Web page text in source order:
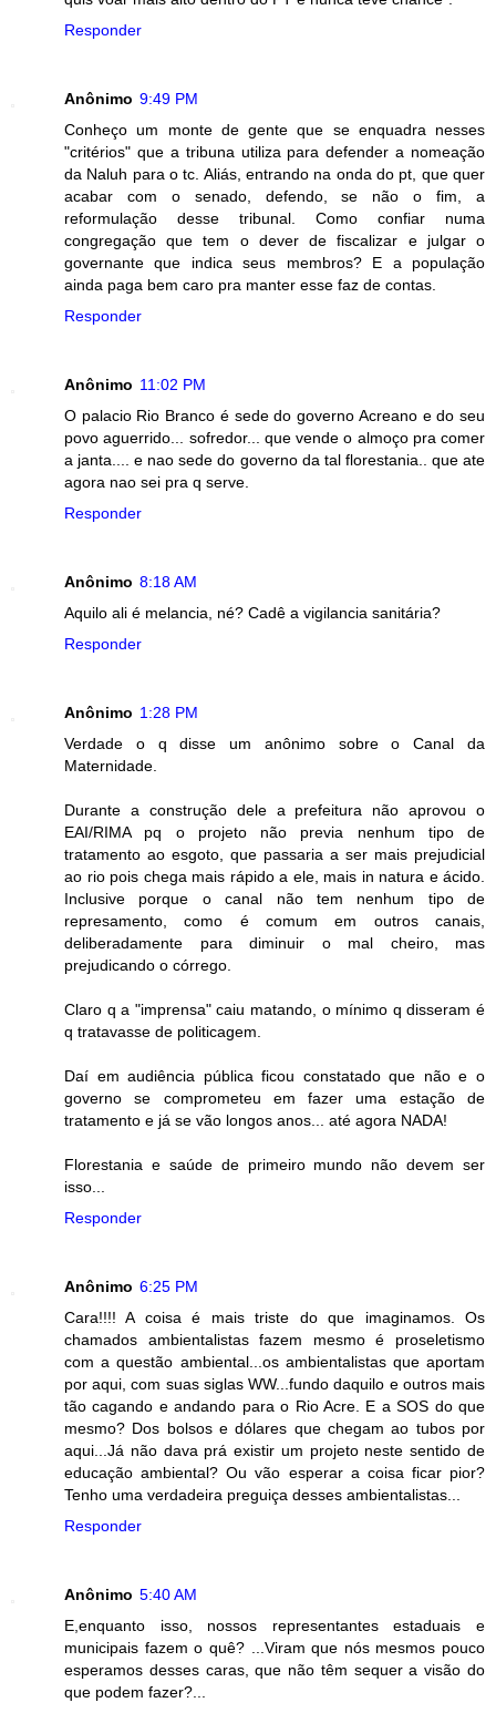
Responder
Anônimo 9:49 PM
Conheço um monte de gente que se enquadra nesses
"critérios" que a tribuna utiliza para defender a nomeação
da Naluh para o tc. Aliás, entrando na onda do pt, que quer
acabar com o senado, defendo, se não o fim, a
reformulação desse tribunal. Como confiar numa
congregação que tem o dever de fiscalizar e julgar o
governante que indica seus membros? E a população
ainda paga bem caro pra manter esse faz de contas.
Responder
Anônimo 11:02 PM
O palacio Rio Branco é sede do governo Acreano e do seu
povo aguerrido... sofredor... que vende o almoço pra comer
a janta.... e nao sede do governo da tal florestania.. que ate
agora nao sei pra q serve.
Responder
Anônimo 8:18 AM
Aquilo ali é melancia, né? Cadê a vigilancia sanitária?
Responder
Anônimo 1:28 PM
Verdade o q disse um anônimo sobre o Canal da
Maternidade.
Durante a construção dele a prefeitura não aprovou o
EAI/RIMA pq o projeto não previa nenhum tipo de
tratamento ao esgoto, que passaria a ser mais prejudicial
ao rio pois chega mais rápido a ele, mais in natura e ácido.
Inclusive porque o canal não tem nenhum tipo de
represamento, como é comum em outros canais,
deliberadamente para diminuir o mal cheiro, mas
prejudicando o córrego.
Claro q a "imprensa" caiu matando, o mínimo q disseram é
q tratavasse de politicagem.
Daí em audiência pública ficou constatado que não e o
governo se comprometeu em fazer uma estação de
tratamento e já se vão longos anos... até agora NADA!
Florestania e saúde de primeiro mundo não devem ser
isso...
Responder
Anônimo 6:25 PM
Cara!!!! A coisa é mais triste do que imaginamos. Os
chamados ambientalistas fazem mesmo é proseletismo
com a questão ambiental...os ambientalistas que aportam
por aqui, com suas siglas WW...fundo daquilo e outros mais
tão cagando e andando para o Rio Acre. E a SOS do que
mesmo? Dos bolsos e dólares que chegam ao tubos por
aqui...Já não dava prá existir um projeto neste sentido de
educação ambiental? Ou vão esperar a coisa ficar pior?
Tenho uma verdadeira preguiça desses ambientalistas...
Responder
Anônimo 5:40 AM
E,enquanto isso, nossos representantes estaduais e
municipais fazem o quê? ...Viram que nós mesmos pouco
esperamos desses caras, que não têm sequer a visão do
que podem fazer?...